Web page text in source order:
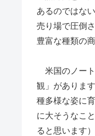
あるのではな
売り場で圧倒
豊富な種類の
米国のノート
観」がありま
種多様な姿に
に大そうなこ
ると思います）